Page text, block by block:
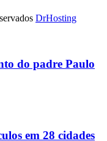
DrHosting
do padre Paulo
em 28 cidades